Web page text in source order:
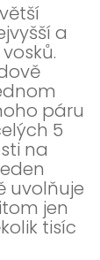
a
páru
5
na
uvolňuje
jen
tisíc